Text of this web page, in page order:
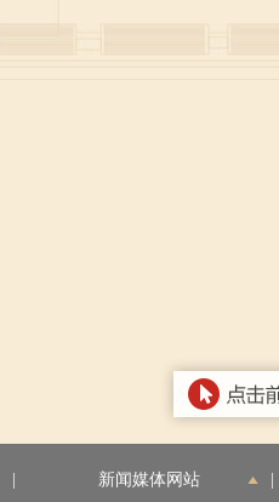
新闻媒体网站